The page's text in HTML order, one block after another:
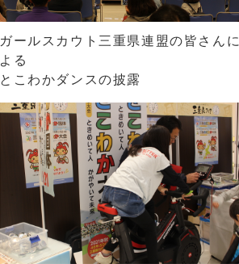
ガールスカウト三重県連盟の皆さんに
よる
とこわかダンスの披露